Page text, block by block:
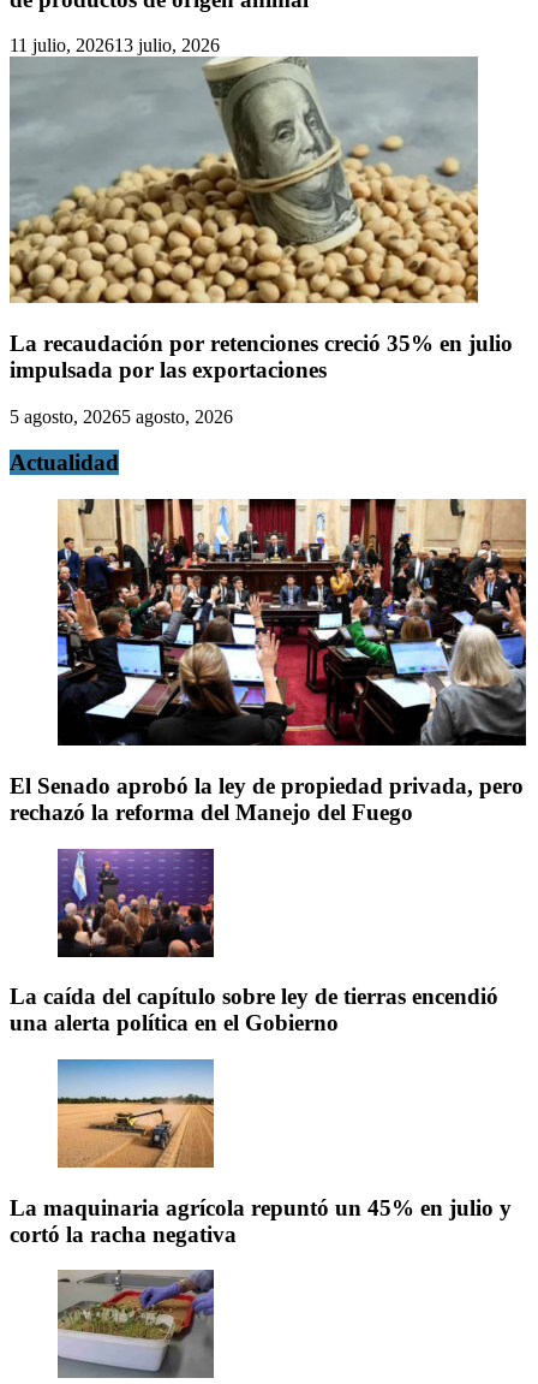
11 julio, 202613 julio, 2026
La recaudación por retenciones creció 35% en julio
impulsada por las exportaciones
5 agosto, 20265 agosto, 2026
Actualidad
El Senado aprobó la ley de propiedad privada, pero
rechazó la reforma del Manejo del Fuego
La caída del capítulo sobre ley de tierras encendió
una alerta política en el Gobierno
La maquinaria agrícola repuntó un 45% en julio y
cortó la racha negativa